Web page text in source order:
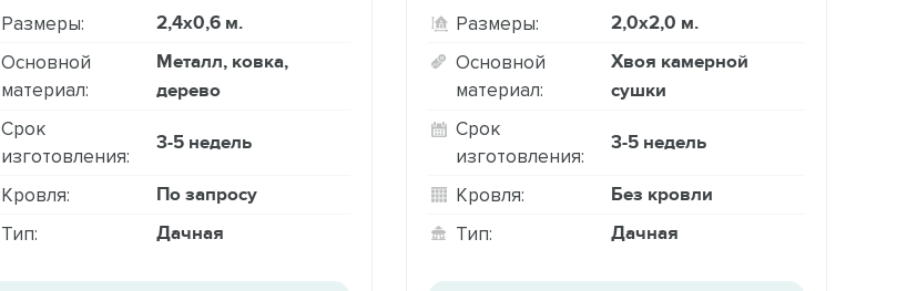
Размеры: 2,4х0,6 м.
Основной
материал:
Металл, ковка,
дерево
Срок
изготовления:
3-5 недель
Кровля: По запросу
Тип: Дачная
Размеры: 2,0х2,0 м.
Основной
материал:
Хвоя камерной
сушки
Срок
изготовления:
3-5 недель
Кровля: Без кровли
Тип: Дачная